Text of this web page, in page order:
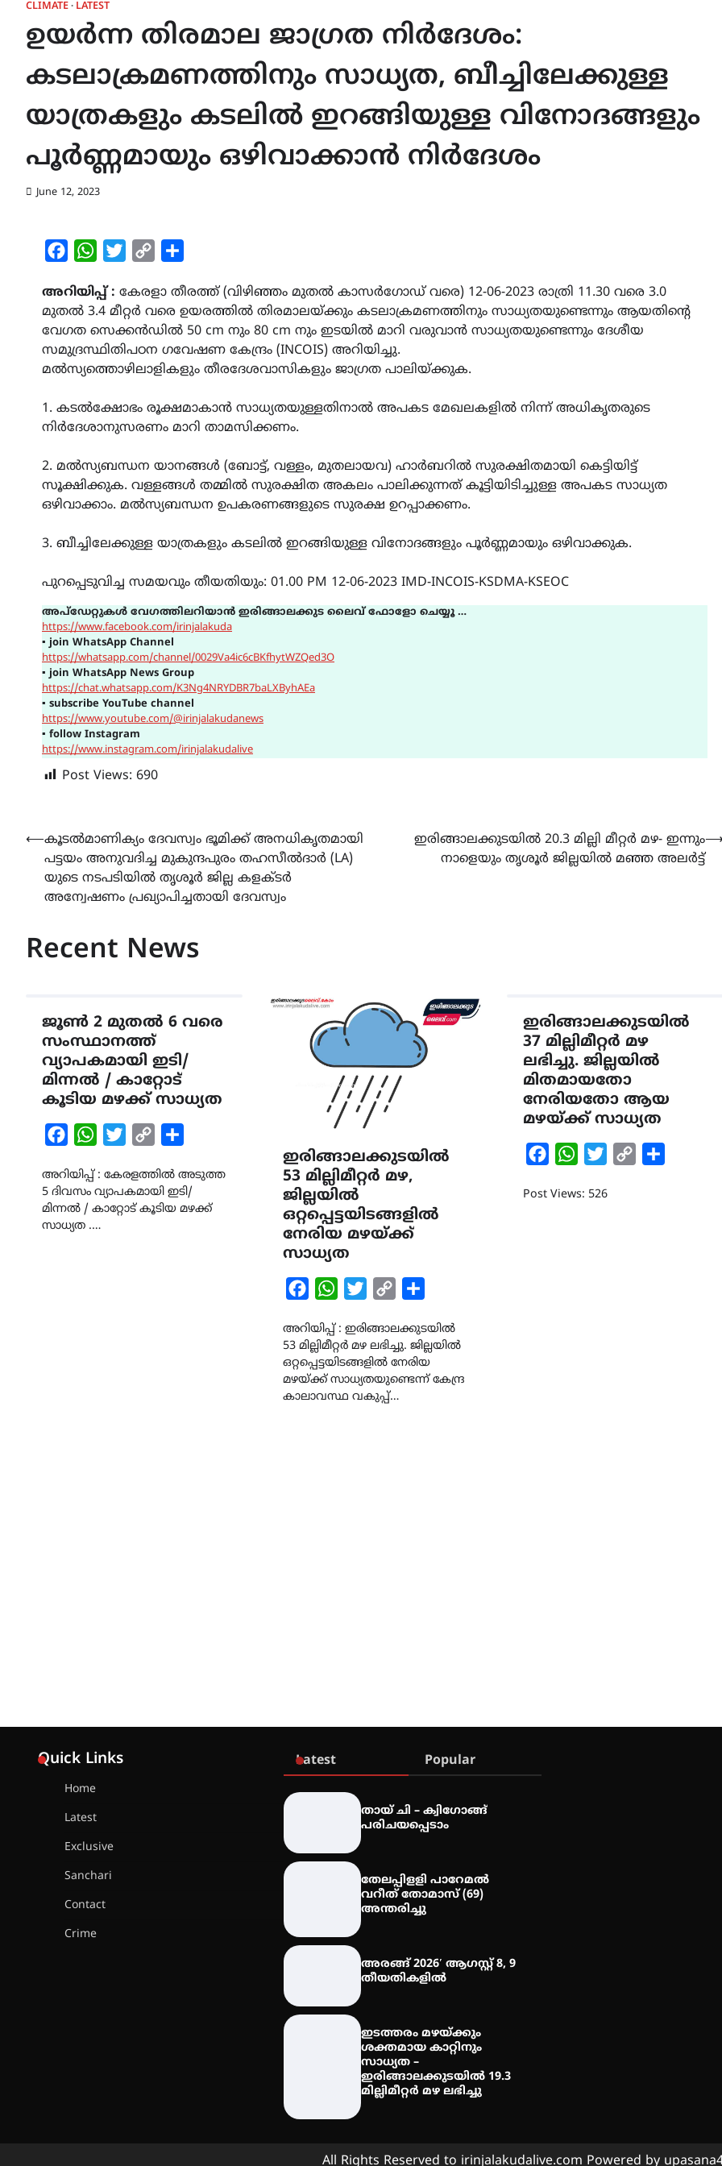
CLIMATE LATEST
ഉയർന്ന തിരമാല ജാഗ്രത നിർദേശം:
കടലാക്രമണത്തിനും സാധ്യത, ബീച്ചിലേക്കുള്ള
യാത്രകളും കടലിൽ ഇറങ്ങിയുള്ള വിനോദങ്ങളും
പൂർണ്ണമായും ഒഴിവാക്കാൻ നിർദേശം
June 12, 2023
FacebookWhatsAppTwitterCopy
അറിയിപ്പ് : കേരളാ തീരത്ത് (വിഴിഞ്ഞം മുതൽ കാസർഗോഡ് വരെ) 12-06-2023 രാത്രി 11.30 വരെ 3.0
മുതൽ 3.4 മീറ്റർ വരെ ഉയരത്തിൽ തിരമാലയ്ക്കും കടലാക്രമണത്തിനും സാധ്യതയുണ്ടെന്നും ആയതിന്റെ
വേഗത സെക്കൻഡിൽ 50 cm നും 80 cm നും ഇടയിൽ മാറി വരുവാൻ സാധ്യതയുണ്ടെന്നും ദേശീയ
സമുദ്രസ്ഥിതിപഠന ഗവേഷണ കേന്ദ്രം (INCOIS) അറിയിച്ചു.
മൽസ്യത്തൊഴിലാളികളും തീരദേശവാസികളും ജാഗ്രത പാലിയ്ക്കുക.
1. കടൽക്ഷോഭം രൂക്ഷമാകാൻ സാധ്യതയുള്ളതിനാൽ അപകട മേഖലകളിൽ നിന്ന് അധികൃതരുടെ
നിർദേശാനുസരണം മാറി താമസിക്കണം.
2. മൽസ്യബന്ധന യാനങ്ങൾ (ബോട്ട്, വള്ളം, മുതലായവ) ഹാർബറിൽ സുരക്ഷിതമായി കെട്ടിയിട്ട്
സൂക്ഷിക്കുക. വള്ളങ്ങൾ തമ്മിൽ സുരക്ഷിത അകലം പാലിക്കുന്നത് കൂട്ടിയിടിച്ചുള്ള അപകട സാധ്യത
ഒഴിവാക്കാം. മൽസ്യബന്ധന ഉപകരണങ്ങളുടെ സുരക്ഷ ഉറപ്പാക്കണം.
3. ബീച്ചിലേക്കുള്ള യാത്രകളും കടലിൽ ഇറങ്ങിയുള്ള വിനോദങ്ങളും പൂർണ്ണമായും ഒഴിവാക്കുക.
പുറപ്പെടുവിച്ച സമയവും തീയതിയും: 01.00 PM 12-06-2023 IMD-INCOIS-KSDMA-KSEOC
അപ്ഡേറ്റുകൾ വേഗത്തിലറിയാൻ ഇരിങ്ങാലക്കുട ലൈവ് ഫോളോ ചെയ്യൂ …
https://www.facebook.com/irinjalakuda
▪join WhatsApp Channel
https://whatsapp.com/channel/0029Va4ic6cBKfhytWZQed3O
▪join WhatsApp News Group
https://chat.whatsapp.com/K3Ng4NRYDBR7baLXByhAEa
▪ subscribe YouTube channel
https://www.youtube.com/@irinjalakudanews
▪ follow Instagram
https://www.instagram.com/irinjalakudalive
Post Views: 690
Post
navigation
⟵കൂടൽമാണിക്യം ദേവസ്വം ഭൂമിക്ക് അനധികൃതമായി
പട്ടയം അനുവദിച്ച മുകുന്ദപുരം തഹസീൽദാർ (LA)
യുടെ നടപടിയിൽ തൃശൂർ ജില്ല കളക്ടർ
അന്വേഷണം പ്രഖ്യാപിച്ചതായി ദേവസ്വം
ഇരിങ്ങാലക്കുടയിൽ 20.3 മില്ലി മീറ്റർ മഴ- ഇന്നും
നാളെയും തൃശൂർ ജില്ലയിൽ മഞ്ഞ അലർട്ട്
Recent News
ജൂൺ 2 മുതൽ 6 വരെ
സംസ്ഥാനത്ത്
വ്യാപകമായി ഇടി/
മിന്നൽ / കാറ്റോട്
കൂടിയ മഴക്ക് സാധ്യത
FacebookWhatsAppTwitterCopy
അറിയിപ്പ് : കേരളത്തിൽ അടുത്ത
5 ദിവസം വ്യാപകമായി ഇടി/
മിന്നൽ / കാറ്റോട് കൂടിയ മഴക്ക്
സാധ്യത .…
ഇരിങ്ങാലക്കുടയിൽ
53 മില്ലിമീറ്റർ മഴ,
ജില്ലയിൽ
ഒറ്റപ്പെട്ടയിടങ്ങളിൽ
നേരിയ മഴയ്ക്ക്
സാധ്യത
FacebookWhatsAppTwitterCopy
അറിയിപ്പ് : ഇരിങ്ങാലക്കുടയിൽ
53 മില്ലിമീറ്റർ മഴ ലഭിച്ചു. ജില്ലയിൽ
ഒറ്റപ്പെട്ടയിടങ്ങളിൽ നേരിയ
മഴയ്ക്ക് സാധ്യതയുണ്ടെന്ന് കേന്ദ്ര
കാലാവസ്ഥ വകുപ്പ്…
ഇരിങ്ങാലക്കുടയിൽ
37 മില്ലിമീറ്റർ മഴ
ലഭിച്ചു. ജില്ലയിൽ
മിതമായതോ
നേരിയതോ ആയ
മഴയ്ക്ക് സാധ്യത
FacebookWhatsAppTwitterCopy
Post Views: 526
Quick Links
Home
Latest
Exclusive
Sanchari
Contact
Crime
Latest Popular
തായ് ചി – ക്വിഗോങ്ങ്
പരിചയപ്പെടാം
തേലപ്പിളളി പാറേമൽ
വറീത് തോമാസ് (69)
അന്തരിച്ചു
അരങ്ങ് 2026′ ആഗസ്റ്റ് 8, 9
തീയതികളിൽ
ഇടത്തരം മഴയ്ക്കും
ശക്തമായ കാറ്റിനും
സാധ്യത –
ഇരിങ്ങാലക്കുടയിൽ 19.3
മില്ലിമീറ്റർ മഴ ലഭിച്ചു
All Rights Reserved to irinjalakudalive.com Powered by